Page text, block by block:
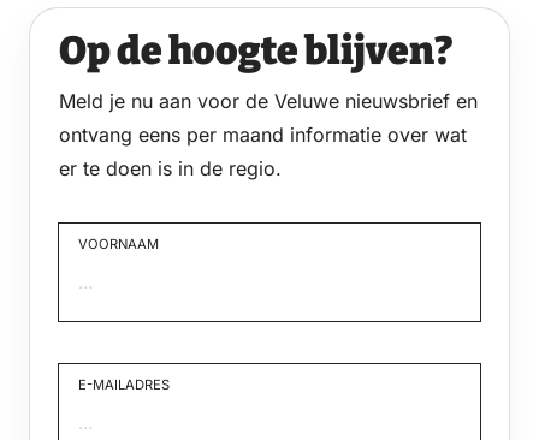
Op de hoogte blijven?
Meld je nu aan voor de Veluwe nieuwsbrief en
ontvang eens per maand informatie over wat
er te doen is in de regio.
VOORNAAM
E-MAILADRES